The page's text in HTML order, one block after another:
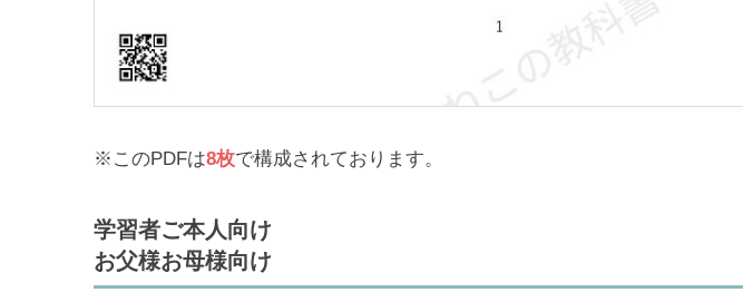
※このPDFは8枚で構成されております。
学習者ご本人向け
お父様お母様向け